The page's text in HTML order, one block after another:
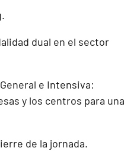
dual en el sector
General e Intensiva:
y los centros para una
de la jornada.